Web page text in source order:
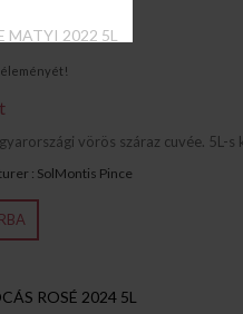
MATYI 2022 5L
vörös száraz cuvée. 5L-s
: SolMontis Pince
ROSÉ 2024 5L